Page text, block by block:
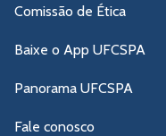
Comissão de Ética
Baixe o App UFCSPA
Panorama UFCSPA
Fale conosco